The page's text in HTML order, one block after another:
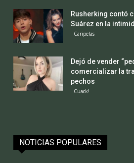
Rusherking contó
Suárez en la
Caripelas
Dejó de vender
comercializar la
pechos
Cuack!
NOTICIAS POPULARES